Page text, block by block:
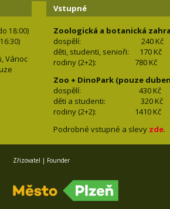
18:00)
Vánoc
Vstupné
Zoologická a botanická
dospělí:
240 Kč
děti, studenti, senioři: 170Kč
rodiny (2+2): 780Kč
Zoo + DinoPark (pouze
dospělí: 430Kč
děti a studenti: 320 Kč
rodiny (2+2): 1410 Kč
Podrobné vstupné a slevy zde.
Zřizovatel | Founder